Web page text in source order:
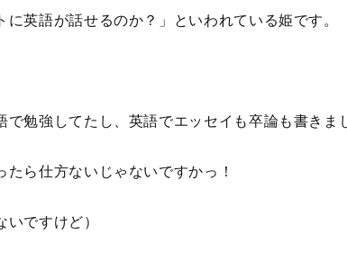
英語が話せるのか？」といわれている姫です。
勉強してたし、英語でエッセイも卒論も書きま
ら仕方ないじゃないですかっ！
いですけど）